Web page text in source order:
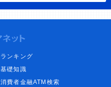
ランキング
基礎知識
消費者金融ATM検索